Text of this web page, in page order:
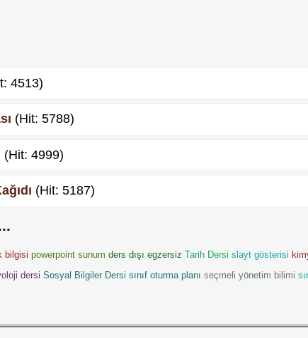
4513)
(Hit: 5788)
(Hit: 4999)
(Hit: 5187)
bilgisi powerpoint sunum ders dışı egzersiz Tarih Dersi slayt gösterisi
dersi Sosyal Bilgiler Dersi sınıf oturma planı seçmeli yönetim bilimi